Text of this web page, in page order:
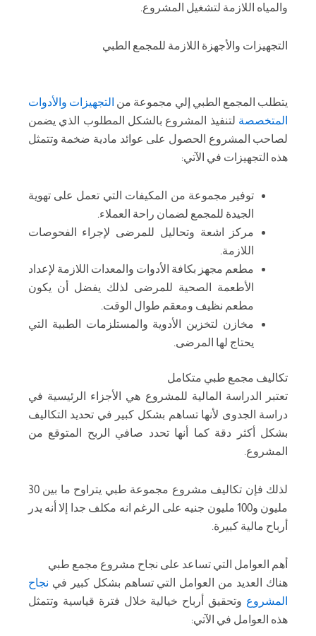
والمياه اللازمة لتشغيل المشروع.
التجهيزات والأجهزة اللازمة للمجمع الطبي
يتطلب المجمع الطبي إلي مجموعة من التجهيزات والأدوات
المتخصصة لتنفيذ المشروع بالشكل المطلوب الذي يضمن
لصاحب المشروع الحصول على عوائد مادية ضخمة وتتمثل
هذه التجهيزات في الآتي:
توفير مجموعة من المكيفات التي تعمل على تهوية
الجيدة للمجمع لضمان راحة العملاء.
مركز اشعة وتحاليل للمرضى لإجراء الفحوصات
اللازمة.
مطعم مجهز بكافة الأدوات والمعدات اللازمة لإعداد
الأطعمة الصحية للمرضى لذلك يفضل أن يكون
مطعم نظيف ومعقم طوال الوقت.
مخازن لتخزين الأدوية والمستلزمات الطبية التي
يحتاج لها المرضى.
تكاليف مجمع طبي متكامل
تعتبر الدراسة المالية للمشروع هي الأجزاء الرئيسية في
دراسة الجدوى لأنها تساهم بشكل كبير في تحديد التكاليف
بشكل أكثر دقة كما أنها تحدد صافي الربح المتوقع من
المشروع.
لذلك فإن تكاليف مشروع مجموعة طبي يتراوح ما بين 30
مليون و100 مليون جنيه على الرغم انه مكلف جدا إلا أنه يدر
أرباح مالية كبيرة.
أهم العوامل التي تساعد على نجاح مشروع مجمع طبي
هناك العديد من العوامل التي تساهم بشكل كبير في نجاح
المشروع وتحقيق أرباح خيالية خلال فترة قياسية وتتمثل
هذه العوامل في الآتي: